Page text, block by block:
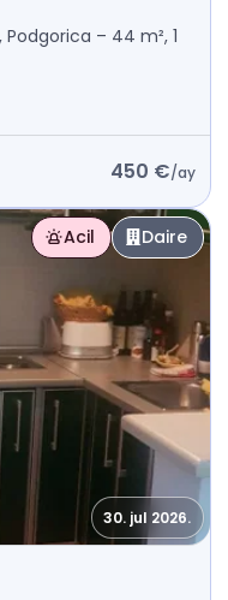
Podgorica – 44 m², 1
450 €/ay
Acil Daire
30. jul 2026.